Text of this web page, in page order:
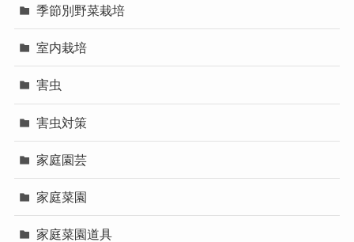
季節別野菜栽培
室内栽培
害虫
害虫対策
家庭園芸
家庭菜園
家庭菜園道具